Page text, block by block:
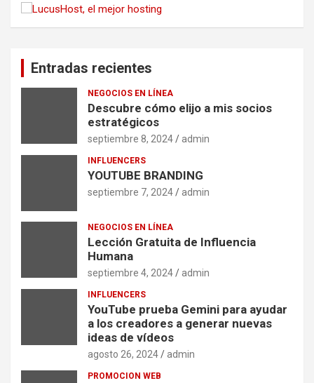
Entradas recientes
NEGOCIOS EN LÍNEA
Descubre cómo elijo a mis socios
estratégicos
septiembre 8, 2024 admin
INFLUENCERS
YOUTUBE BRANDING
septiembre 7, 2024 admin
NEGOCIOS EN LÍNEA
Lección Gratuita de Influencia
Humana
septiembre 4, 2024 admin
INFLUENCERS
YouTube prueba Gemini para ayudar
a los creadores a generar nuevas
ideas de vídeos
agosto 26, 2024 admin
PROMOCION WEB